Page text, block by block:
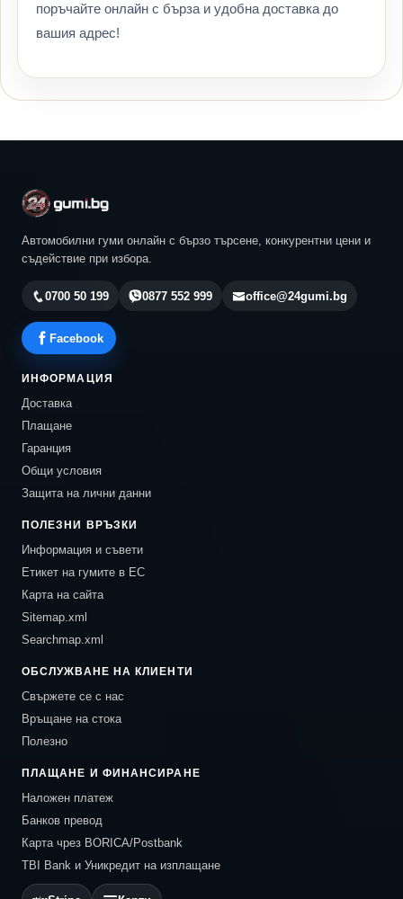
поръчайте онлайн с бърза и удобна доставка до
вашия адрес!
Автомобилни гуми онлайн с бързо търсене, конкурентни цени и
съдействие при избора.
0700 50 199 0877 552 999 office@24gumi.bg
Facebook
ИНФОРМАЦИЯ
Доставка
Плащане
Гаранция
Общи условия
Защита на лични данни
ПОЛЕЗНИ ВРЪЗКИ
Информация и съвети
Етикет на гумите в ЕС
Карта на сайта
Sitemap.xml
Searchmap.xml
ОБСЛУЖВАНЕ НА КЛИЕНТИ
Свържете се с нас
Връщане на стока
Полезно
ПЛАЩАНЕ И ФИНАНСИРАНЕ
Наложен платеж
Банков превод
Карта чрез BORICA/Postbank
TBI Bank и Уникредит на изплащане